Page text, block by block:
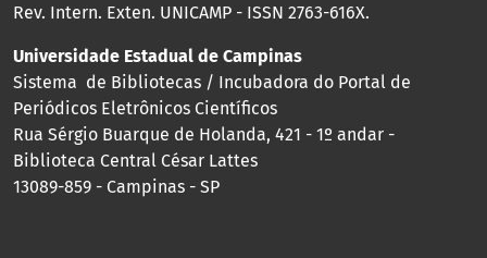
Rev. Intern. Exten. UNICAMP - ISSN 2763-616X.
Universidade Estadual de Campinas
Sistema de Bibliotecas / Incubadora do Portal de
Periódicos Eletrônicos Científicos
Rua Sérgio Buarque de Holanda, 421 - 1º andar -
Biblioteca Central César Lattes
13089-859 - Campinas - SP